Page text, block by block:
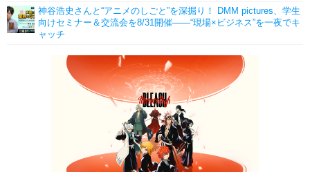
神谷浩史さんと“アニメのしごと”を深掘り！ DMM pictures、学生
向けセミナー＆交流会を8/31開催――“現場×ビジネス”を一夜でキ
ャッチ